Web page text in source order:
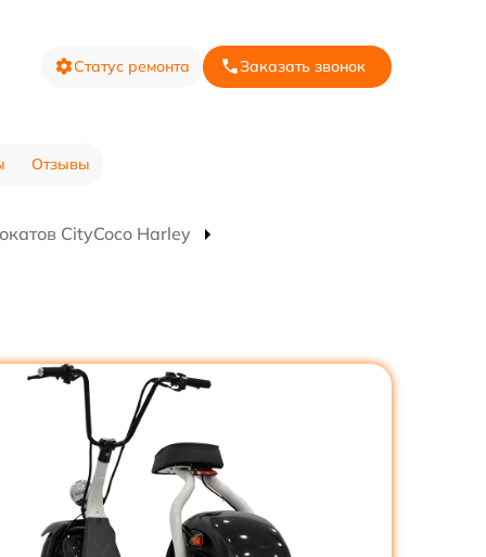
Статус ремонта Заказать звонок
Отзывы
CityCoco Harley